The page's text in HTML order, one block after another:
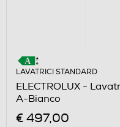
LAVATRICI STANDARD
ELECTROLUX -
A-Bianco
€ 497,00